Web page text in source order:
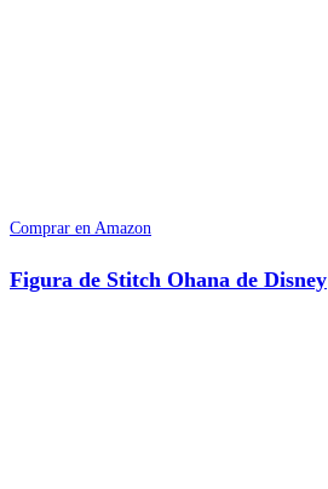
Comprar en Amazon
Figura de Stitch Ohana de Disney